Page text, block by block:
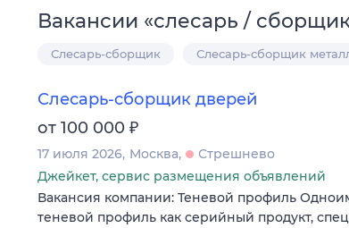
Вакансии «слесарь /
Слесарь-сборщик Слесарь-сборщик
Слесарь-сборщик дверей
от 100 000 ₽
17 июля 2026 Москва
Стрешнево
Джейкет, сервис размещения объявлений
Вакансия компании: Теневой профиль
теневой профиль как серийный продукт,